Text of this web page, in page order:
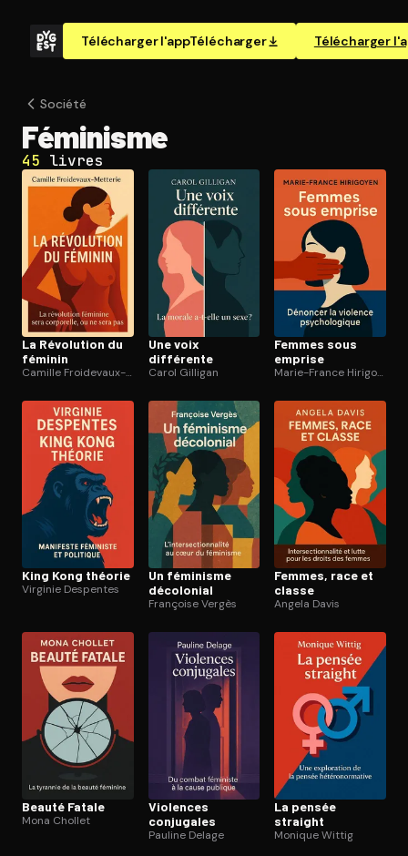
Télécharger l'appTélécharger Télécharger
Ouvre l'app Appareil photo, pointe sur le code. C'est gratuit à
Société
Féminisme
45 livres
La Révolution du
féminin
Camille Froidevaux-Metterie
Une voix
différente
Carol Gilligan
Femmes sous
emprise
Marie-France Hirigoyen
King Kong théorie
Virginie Despentes
Un féminisme
décolonial
Françoise Vergès
Femmes, race et
classe
Angela Davis
Beauté Fatale
Mona Chollet
Violences
conjugales
Pauline Delage
La pensée
straight
Monique Wittig